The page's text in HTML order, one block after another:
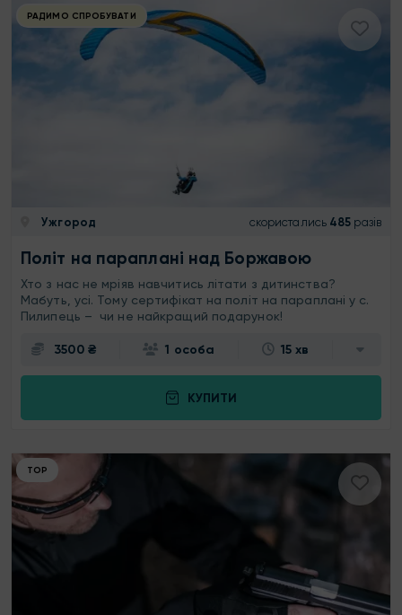
РАДИМО СПРОБУВАТИ
Ужгород скористались 485 разів
Політ на параплані над Боржавою
Хто з нас не мріяв навчитись літати з дитинства?
Мабуть, усі. Тому сертифікат на політ на параплані у с.
Пилипець – чи не найкращий подарунок!
3500 ₴ 1 особа 15 хв
КУПИТИ
ТОР